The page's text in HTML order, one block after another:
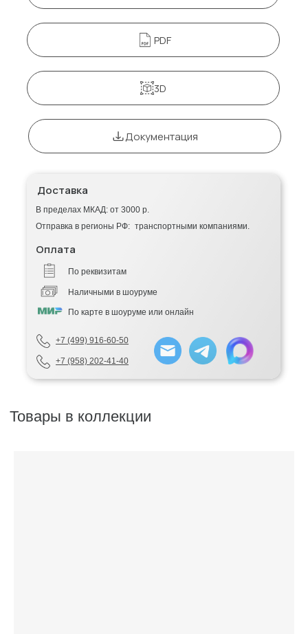
+7 (958) 202-41-40
+7 (499) 916-60-50
По реквизитам
Наличными в шоуруме
По карте в шоуруме или онлайн
Оплата
Доставка
В пределах МКАД: от 3000 р.
Отправка в регионы РФ: транспортными компаниями.
PDF
3D
Документация